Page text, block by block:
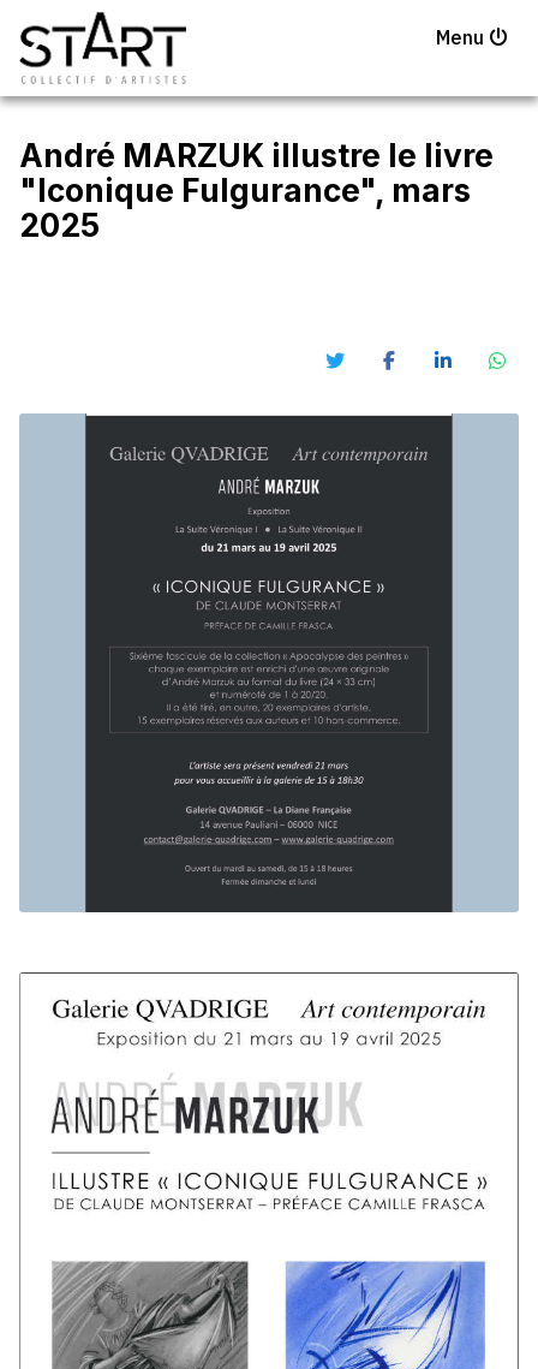
Menu
André MARZUK illustre le livre
"Iconique Fulgurance", mars
2025